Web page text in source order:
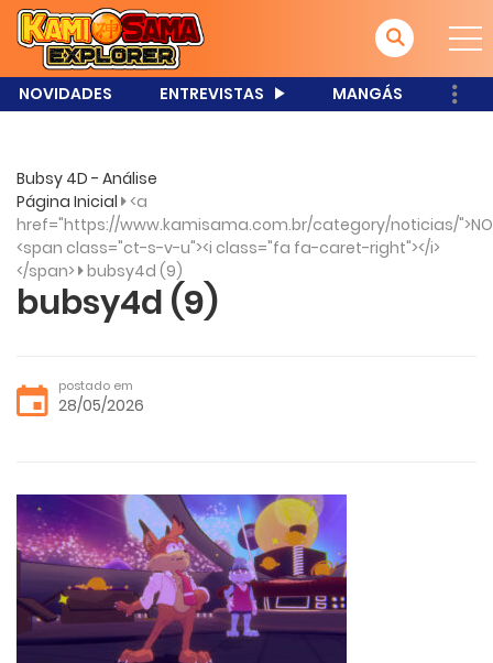
NOVIDADES ENTREVISTAS MANGÁS
Bubsy 4D - Análise
Página Inicial <a
href="https://www.kamisama.com.br/category/noticias/
<span class="ct-s-v-u"><i class="fa fa-caret-right"></i>
</span> bubsy4d (9)
bubsy4d (9)
postado em
28/05/2026